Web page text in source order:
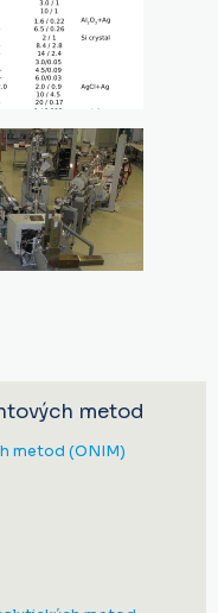
metod
metod (ONIM)